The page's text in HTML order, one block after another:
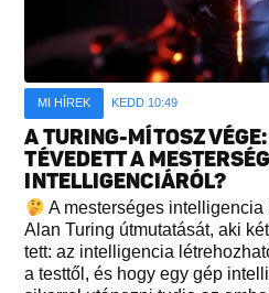
MI HÍREK KEDD 10:49
A TURING-MÍTOSZ VÉGE:
TÉVEDETT A
INTELLIGENCIÁRÓL?
A mesterséges intelligencia
Alan Turing útmutatását, aki
tett: az intelligencia
a testtől, és hogy egy gép